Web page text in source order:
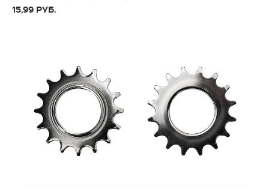
15,99 руб.